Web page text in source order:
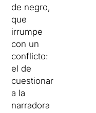
de negro,
que
irrumpe
con un
conflicto:
el de
cuestionar
a la
narradora